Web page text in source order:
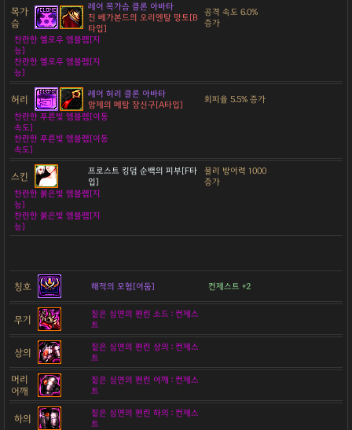
목가
슴
레어 목가슴 클론 아바타
진 베가본드의 오리엔탈 망토[B
타입]
공격 속도 6.0%
증가
찬란한 옐로우 엠블렘[지
능]
찬란한 옐로우 엠블렘[지
능]
허리
레어 허리 클론 아바타
암제의 메탈 장신구[A타입]
회피율 5.5% 증가
찬란한 푸른빛 엠블렘[이동
속도]
찬란한 푸른빛 엠블렘[이동
속도]
스킨
프로스트 킹덤 순백의 피부[F타
입]
물리 방어력 1000
증가
찬란한 붉은빛 엠블렘[지
능]
찬란한 붉은빛 엠블렘[지
능]
칭호 해적의 모험[어둠] 컨제스트 +2
무기
짙은 심연의 편린 소드 : 컨제스
트
상의
짙은 심연의 편린 상의 : 컨제스
트
머리
어깨
짙은 심연의 편린 어깨 : 컨제스
트
하의
짙은 심연의 편린 하의 : 컨제스
트